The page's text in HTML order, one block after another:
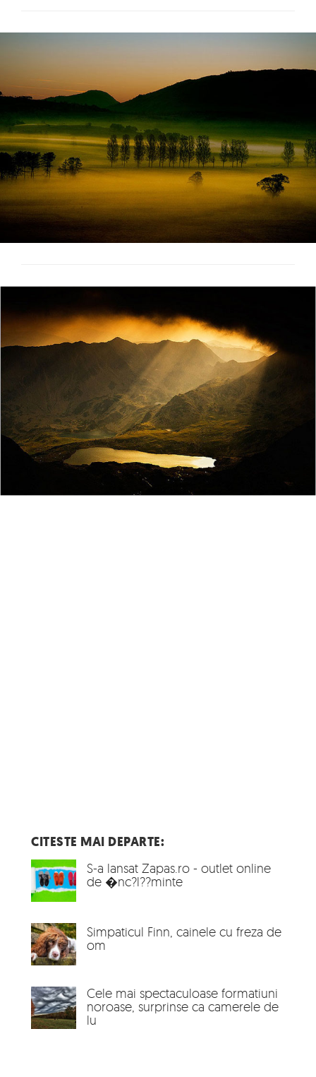
CITESTE MAI DEPARTE:
S-a lansat Zapas.ro - outlet online
de �nc?l??minte
Simpaticul Finn, cainele cu freza de
om
Cele mai spectaculoase formatiuni
noroase, surprinse ca camerele de
lu